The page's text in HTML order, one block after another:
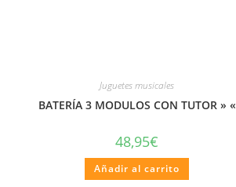
Juguetes musicales
BATERÍA 3 MODULOS CON TUTOR » «
48,95€
Añadir al carrito